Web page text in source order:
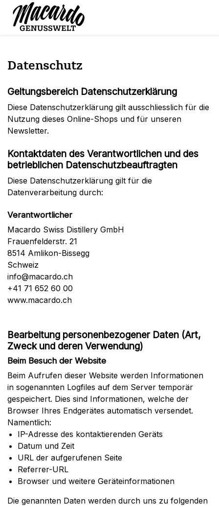
Datenschutz
Geltungsbereich Datenschutzerklärung
Diese Datenschutzerklärung gilt ausschliesslich für die
Nutzung dieses Online-Shops und für unseren
Newsletter.
Kontaktdaten des Verantwortlichen und des
betrieblichen Datenschutzbeauftragten
Diese Datenschutzerklärung gilt für die
Datenverarbeitung durch:
Verantwortlicher
Macardo Swiss Distillery GmbH
Frauenfelderstr. 21
8514 Amlikon-Bissegg
Schweiz
info@macardo.ch
+41 71 652 60 00
www.macardo.ch
Bearbeitung personenbezogener Daten (Art,
Zweck und deren Verwendung)
Beim Besuch der Website
Beim Aufrufen dieser Website werden Informationen
in sogenannten Logfiles auf dem Server temporär
gespeichert. Dies sind Informationen, welche der
Browser Ihres Endgerätes automatisch versendet.
Namentlich:
IP-Adresse des kontaktierenden Geräts
Datum und Zeit
URL der aufgerufenen Seite
Referrer-URL
Browser und weitere Geräteinformationen
Die genannten Daten werden durch uns zu folgenden